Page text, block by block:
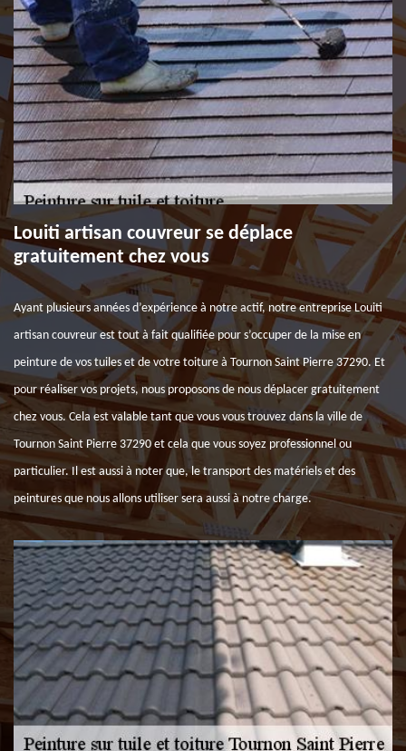
Louiti artisan couvreur se déplace
gratuitement chez vous
Ayant plusieurs années d’expérience à notre actif, notre entreprise Louiti
artisan couvreur est tout à fait qualifiée pour s’occuper de la mise en
peinture de vos tuiles et de votre toiture à Tournon Saint Pierre 37290. Et
pour réaliser vos projets, nous proposons de nous déplacer gratuitement
chez vous. Cela est valable tant que vous vous trouvez dans la ville de
Tournon Saint Pierre 37290 et cela que vous soyez professionnel ou
particulier. Il est aussi à noter que, le transport des matériels et des
peintures que nous allons utiliser sera aussi à notre charge.